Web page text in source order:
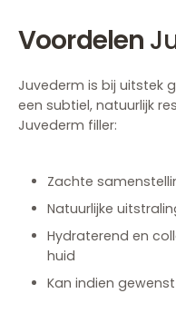
Voordelen
Juvederm is bij uitstek
een subtiel, natuurlijk
Juvederm filler:
Zachte
Natuurlijke
Hydraterend en
huid
Kan indien